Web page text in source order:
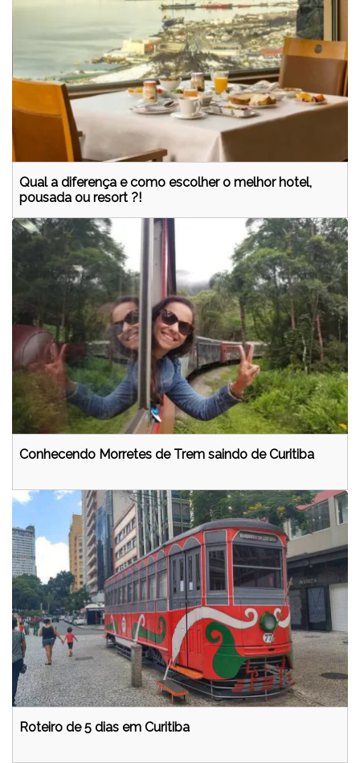
Qual a diferença e como escolher o melhor hotel,
pousada ou resort ?!
Conhecendo Morretes de Trem saindo de Curitiba
Roteiro de 5 dias em Curitiba